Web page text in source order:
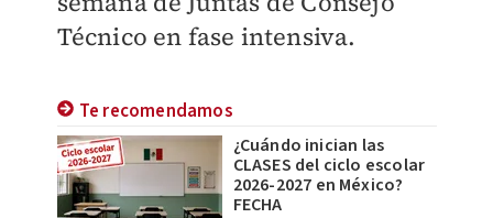
Técnico en fase intensiva.
Te recomendamos
¿Cuándo inician las
CLASES del ciclo escolar
2026-2027 en México?
FECHA